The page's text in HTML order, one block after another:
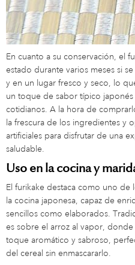
En cuanto a su conservación, el
estado durante varios meses si
y en un lugar fresco y seco, lo
un toque de sabor típico
cotidianos. A la hora de
la frescura de los ingredientes y
artificiales para disfrutar de una
saludable.
Uso en la cocina y
El furikake destaca como uno de
la cocina japonesa, capaz de
sencillos como elaborados.
es sobre el arroz al vapor,
toque aromático y sabroso,
del cereal sin enmascararlo.